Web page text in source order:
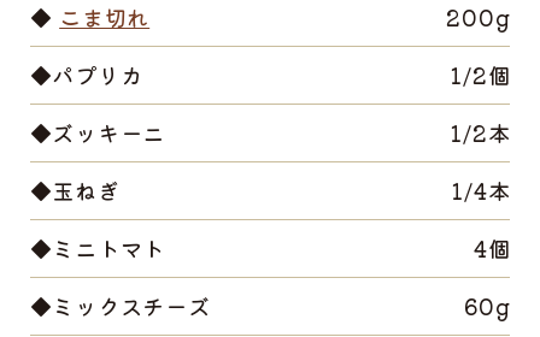
◆ こま切れ
200g
◆パプリカ
1/2個
◆ズッキーニ
1/2本
◆玉ねぎ
1/4本
◆ミニトマト
4個
◆ミックスチーズ
60g